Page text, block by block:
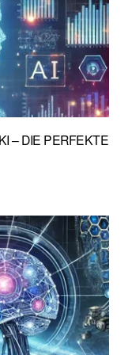
– DIE PERFEKTE